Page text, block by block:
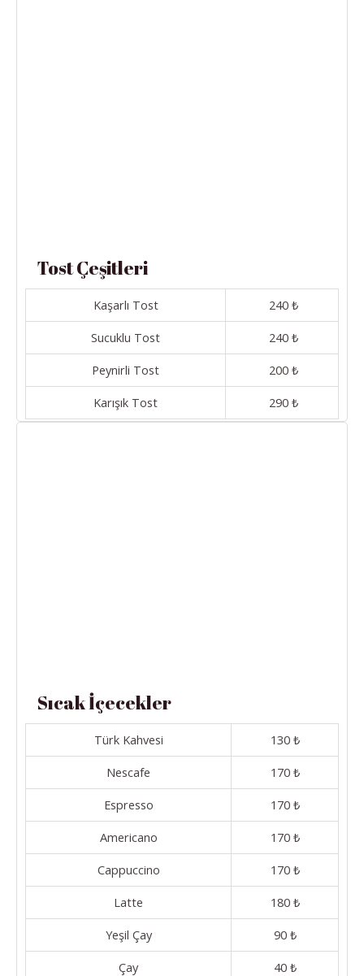
Tost Çeşitleri
Kaşarlı Tost
240 ₺
Sucuklu Tost
240 ₺
Peynirli Tost
200 ₺
Karışık Tost
290 ₺
Sıcak İçecekler
Türk Kahvesi
130 ₺
Nescafe
170 ₺
Espresso
170 ₺
Americano
170 ₺
Cappuccino
170 ₺
Latte
180 ₺
Yeşil Çay
90 ₺
Çay
40 ₺